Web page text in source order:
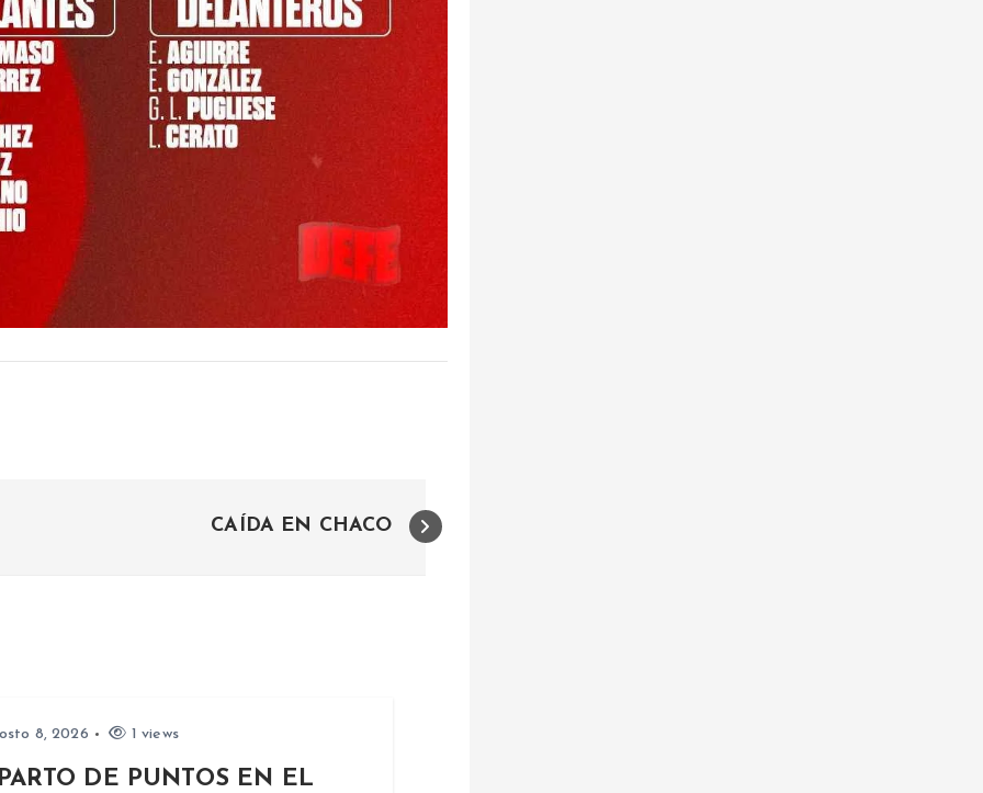
CAÍDA EN CHACO
8, 2026 1 views
DE PUNTOS EN EL